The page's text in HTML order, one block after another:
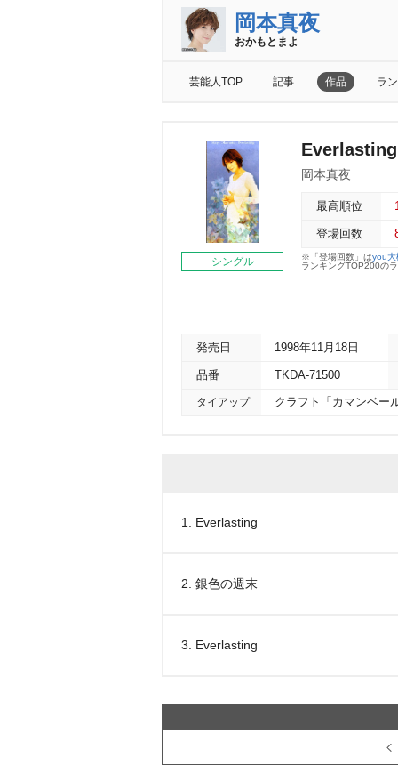
岡本真夜
おかもとまよ
芸能人TOP 記事 作品 ラ
シングル
Everlasting
岡本真夜
最高順位
登場回数
※「登場回数」はyou大
ランキングTOP200の
発売日 1998年11月18日
品番 TKDA-71500
タイアップ クラフト「カマンベー
1. Everlasting
2. 銀色の週末
3. Everlasting